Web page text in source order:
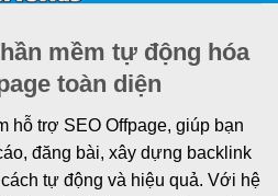
mềm tự động hóa
toàn diện
hỗ trợ SEO Offpage, giúp bạn
đăng bài, xây dựng backlink
tự động và hiệu quả. Với hệ